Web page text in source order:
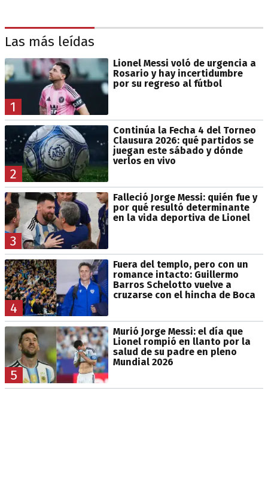
Las más leídas
1
Lionel Messi voló de urgencia a
Rosario y hay incertidumbre
por su regreso al fútbol
2
Continúa la Fecha 4 del Torneo
Clausura 2026: qué partidos se
juegan este sábado y dónde
verlos en vivo
3
Falleció Jorge Messi: quién fue y
por qué resultó determinante
en la vida deportiva de Lionel
4
Fuera del templo, pero con un
romance intacto: Guillermo
Barros Schelotto vuelve a
cruzarse con el hincha de Boca
5
Murió Jorge Messi: el día que
Lionel rompió en llanto por la
salud de su padre en pleno
Mundial 2026